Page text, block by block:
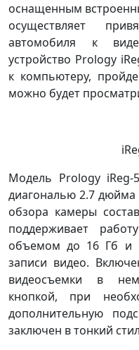
оснащенным
осуществляет
автомобиля к
устройство Prology
к компьютеру,
можно будет
Модель Prology iReg-
диагональю 2.7
обзора камеры
поддерживает
объемом до 16 Гб и
записи видео.
видеосъемки в
кнопкой, при
дополнительную
заключен в тонкий